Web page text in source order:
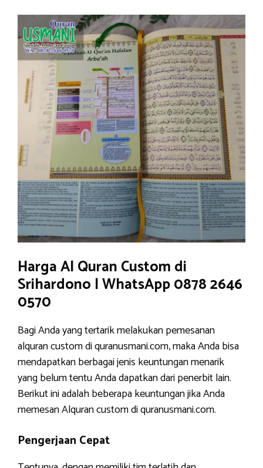
Harga Al Quran Custom di
Srihardono | WhatsApp 0878 2646
0570
Bagi Anda yang tertarik melakukan pemesanan
alquran custom di quranusmani.com, maka Anda bisa
mendapatkan berbagai jenis keuntungan menarik
yang belum tentu Anda dapatkan dari penerbit lain.
Berikut ini adalah beberapa keuntungan jika Anda
memesan Alquran custom di quranusmani.com.
Pengerjaan Cepat